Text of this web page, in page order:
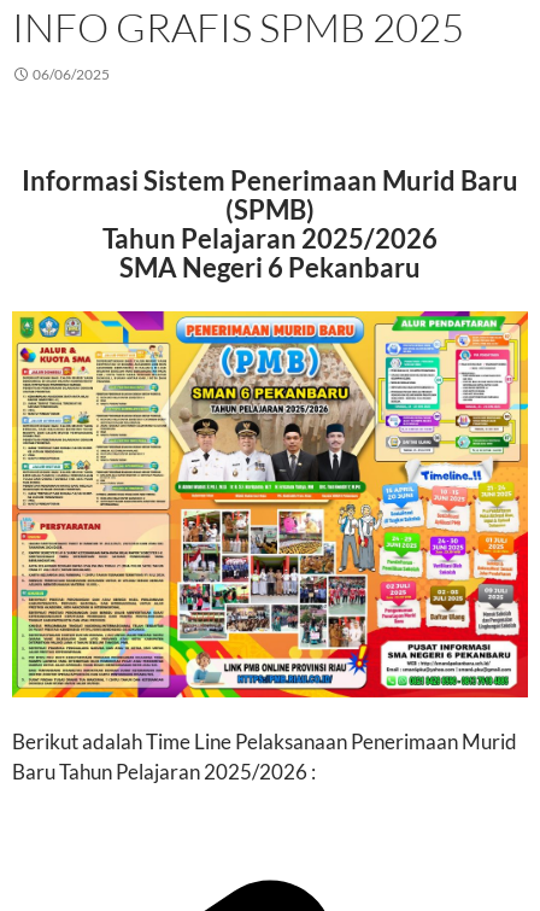
INFO GRAFIS SPMB 2025
06/06/2025
Informasi Sistem Penerimaan Murid Baru
(SPMB)
Tahun Pelajaran 2025/2026
SMA Negeri 6 Pekanbaru
Berikut adalah Time Line Pelaksanaan Penerimaan Murid
Baru Tahun Pelajaran 2025/2026 :